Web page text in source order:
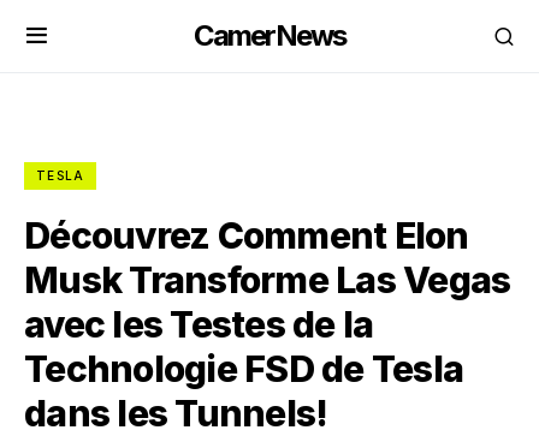
CamerNews
TESLA
Découvrez Comment Elon
Musk Transforme Las Vegas
avec les Testes de la
Technologie FSD de Tesla
dans les Tunnels!